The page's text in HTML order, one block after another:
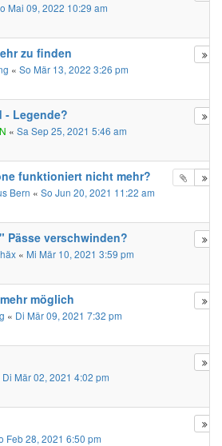
Mai 09, 2022 10:29 am
zu finden
« So Mär 13, 2022 3:26 pm
- Legende?
« Sa Sep 25, 2021 5:46 am
funktioniert nicht mehr?
Bern « So Jun 20, 2021 11:22 am
Pässe verschwinden?
« Mi Mär 10, 2021 3:59 pm
möglich
« Di Mär 09, 2021 7:32 pm
Di Mär 02, 2021 4:02 pm
Feb 28, 2021 6:50 pm